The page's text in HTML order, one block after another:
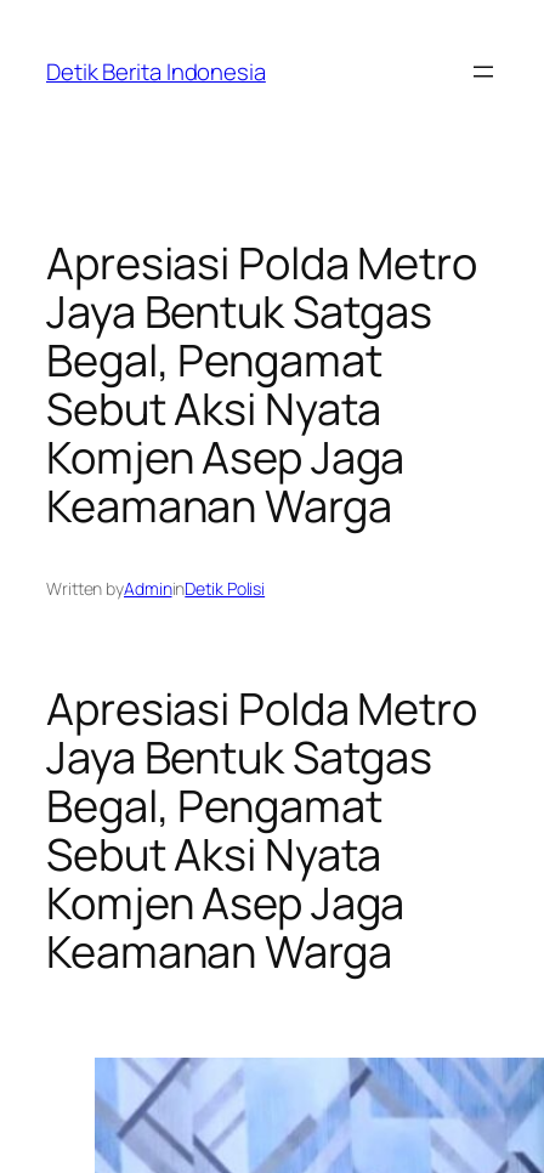
content
Detik Berita Indonesia
Apresiasi Polda Metro
Jaya Bentuk Satgas
Begal, Pengamat
Sebut Aksi Nyata
Komjen Asep Jaga
Keamanan Warga
Written byAdmininDetik Polisi
Apresiasi Polda Metro
Jaya Bentuk Satgas
Begal, Pengamat
Sebut Aksi Nyata
Komjen Asep Jaga
Keamanan Warga